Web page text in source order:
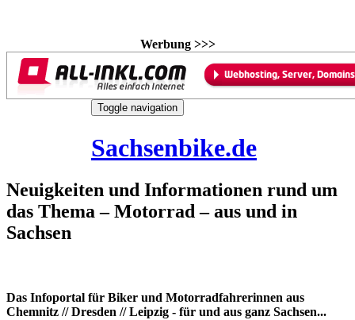
Werbung >>>
Toggle navigation
Sachsenbike.de
Neuigkeiten und Informationen rund um
das Thema – Motorrad – aus und in
Sachsen
Das Infoportal für Biker und Motorradfahrerinnen aus
Chemnitz // Dresden // Leipzig - für und aus ganz Sachsen...